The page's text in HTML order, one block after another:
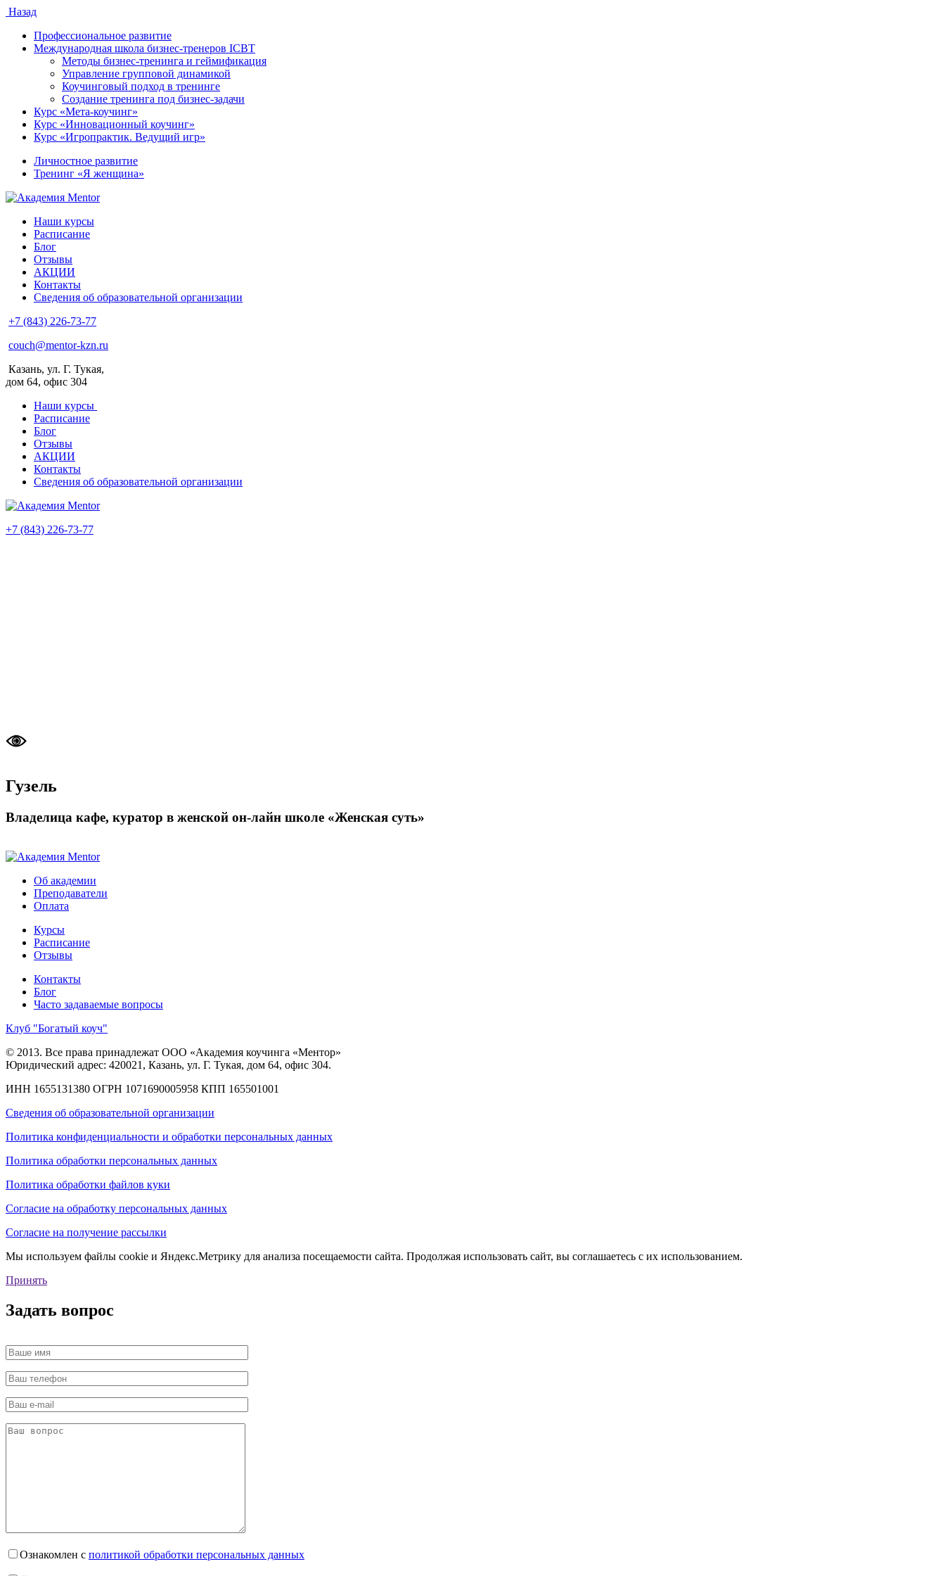
Назад
Профессиональное развитие
Международная школа бизнес-тренеров ICBT
Методы бизнес-тренинга и геймификация
Управление групповой динамикой
Коучинговый подход в тренинге
Создание тренинга под бизнес-задачи
Курс «Мета-коучинг»
Курс «Инновационный коучинг»
Курс «Игропрактик. Ведущий игр»
Личностное развитие
Тренинг «Я женщина»
Наши курсы
Расписание
Блог
Отзывы
АКЦИИ
Контакты
Сведения об образовательной организации
+7 (843) 226-73-77
couch@mentor-kzn.ru
Казань, ул. Г. Тукая,
дом 64, офис 304
Наши курсы
Расписание
Блог
Отзывы
АКЦИИ
Контакты
Сведения об образовательной организации
+7 (843) 226-73-77
Гузель
Владелица кафе, куратор в женской он-лайн школе «Женская суть»
Об академии
Преподаватели
Оплата
Курсы
Расписание
Отзывы
Контакты
Блог
Часто задаваемые вопросы
Клуб "Богатый коуч"
© 2013. Все права принадлежат ООО «Академия коучинга «Ментор»
Юридический адрес: 420021, Казань, ул. Г. Тукая, дом 64, офис 304.
ИНН 1655131380 ОГРН 1071690005958 КПП 165501001
Сведения об образовательной организации
Политика конфиденциальности и обработки персональных данных
Политика обработки персональных данных
Политика обработки файлов куки
Согласие на обработку персональных данных
Согласие на получение рассылки
Мы используем файлы cookie и Яндекс.Метрику для анализа посещаемости сайта. Продолжая использовать сайт, вы соглашаетесь с их использованием.
Принять
Задать вопрос
Ознакомлен с политикой обработки персональных данных